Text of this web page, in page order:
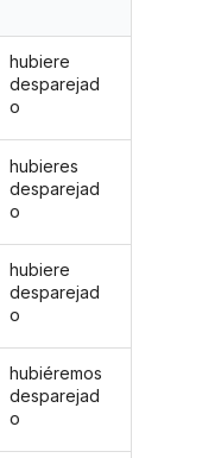
hubiere
desparejad
o
hubieres
desparejad
o
hubiere
desparejad
o
hubiéremos
desparejad
o